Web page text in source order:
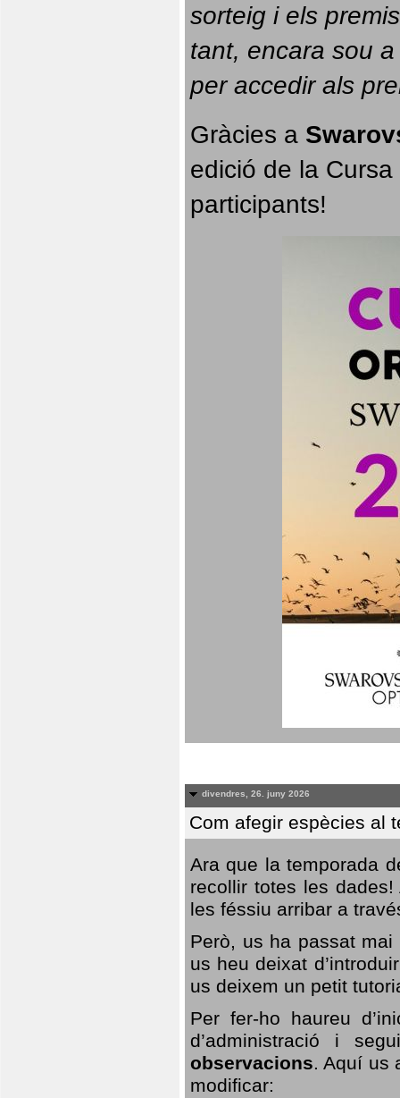
sorteig i els
tant, encara sou
per accedir als
Gràcies a
edició de la
participants!
divendres, 26. juny 2026
Com afegir espècies al
Ara que la temporada
recollir totes les
les féssiu arribar a
Però, us ha passat
us heu deixat
us deixem un petit
Per fer-ho haureu
d’administració i
observacions. Aquí us
modificar: